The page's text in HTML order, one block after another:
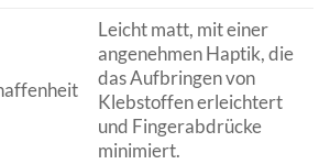
Leicht matt, mit einer
angenehmen Haptik, die
das Aufbringen von
Klebstoffen erleichtert
und Fingerabdrücke
minimiert.